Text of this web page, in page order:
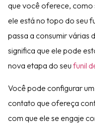
que você oferece, como
ele está no topo do seu
passa a consumir várias
significa que ele pode
nova etapa do seu funil
Você pode configurar
contato que ofereça
com que ele se engaje